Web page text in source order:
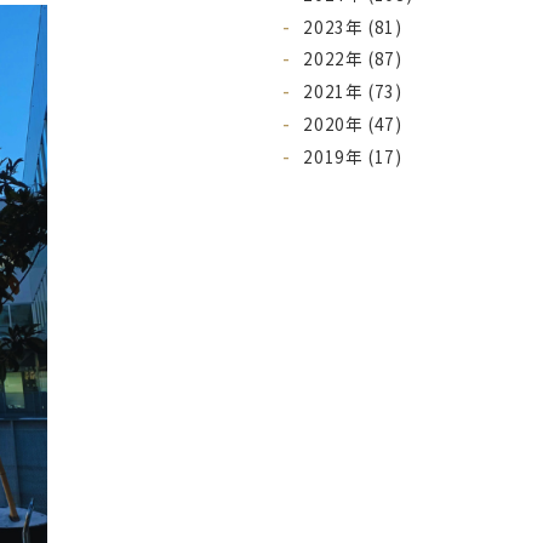
2023年 (81)
2022年 (87)
2021年 (73)
2020年 (47)
2019年 (17)